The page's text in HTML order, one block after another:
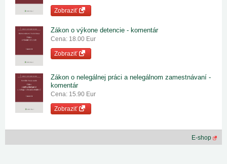
Zobraziť
Zákon o výkone detencie - komentár
Cena: 18.00 Eur
Zobraziť
Zákon o nelegálnej práci a nelegálnom zamestnávaní -
komentár
Cena: 15.90 Eur
Zobraziť
E-shop